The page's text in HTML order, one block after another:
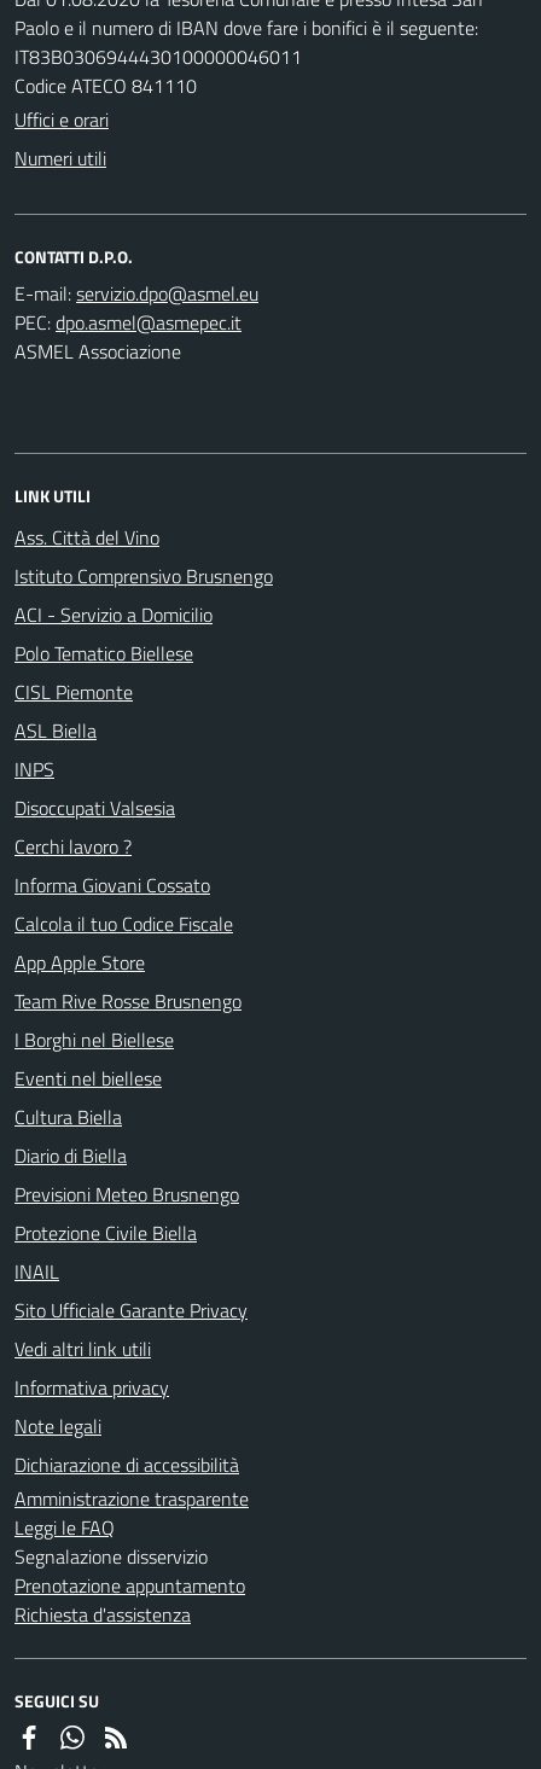
Paolo e il numero di IBAN dove fare i bonifici è il seguente:
IT83B0306944430100000046011
Codice ATECO 841110
Uffici e orari
Numeri utili
CONTATTI D.P.O.
E-mail:
PEC:
ASMEL Associazione
LINK UTILI
Ass. Città del Vino
Istituto Comprensivo Brusnengo
ACI - Servizio a Domicilio
Polo Tematico Biellese
CISL Piemonte
ASL Biella
INPS
Disoccupati Valsesia
Cerchi lavoro ?
Informa Giovani Cossato
Calcola il tuo Codice Fiscale
App Apple Store
Team Rive Rosse Brusnengo
I Borghi nel Biellese
Eventi nel biellese
Cultura Biella
Diario di Biella
Previsioni Meteo Brusnengo
Protezione Civile Biella
INAIL
Sito Ufficiale Garante Privacy
Vedi altri link utili
Informativa privacy
Note legali
Dichiarazione di accessibilità
Amministrazione trasparente
Leggi le FAQ
Segnalazione disservizio
Prenotazione appuntamento
Richiesta d'assistenza
SEGUICI SU